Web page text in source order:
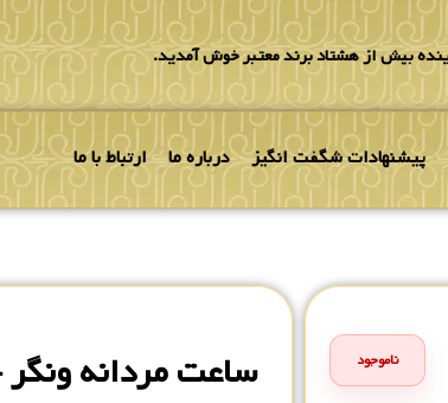
بیش از هشتاد برند معتبر خوش آمدید.
پیشنهادات شگفت انگیز درباره ما ارتباط با ما
ناموجود ساعت مردانه ونگر 01.1841.104